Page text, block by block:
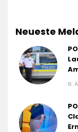
Neueste
6.